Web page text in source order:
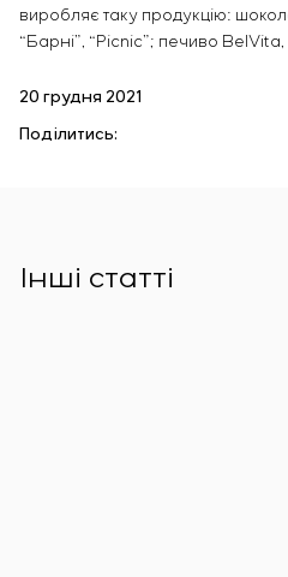
виробляє таку продукцію:
“Барні”, “Picnic”; печиво BelVita,
20 грудня 2021
Поділитись:
Інші статті